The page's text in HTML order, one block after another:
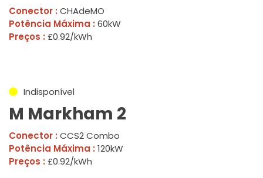
Conector : CHAdeMO
Potência Máxima : 60kW
Preços : £0.92/kWh
Indisponível
M Markham 2
Conector : CCS2 Combo
Potência Máxima : 120kW
Preços : £0.92/kWh